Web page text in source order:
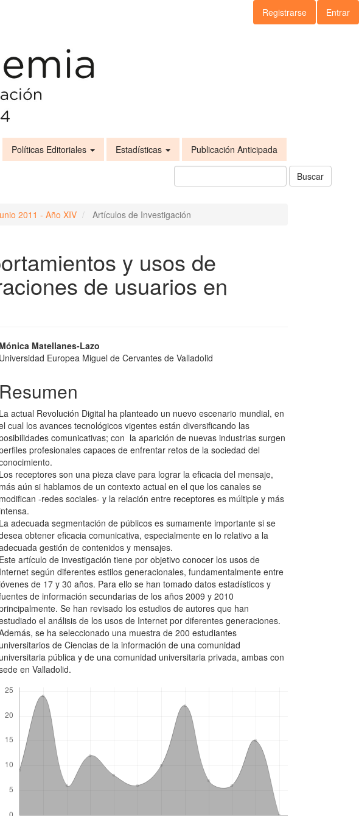
Registrarse Entrar
Políticas Editoriales Estadísticas Publicación Anticipada
Buscar
2011 - Año XIV Artículos de Investigación
y usos de
de usuarios en
Contenido
principal
del
artículo
Mónica Matellanes-Lazo
Universidad Europea Miguel de Cervantes de Valladolid
Resumen
La actual Revolución Digital ha planteado un nuevo escenario mundial, en
cual los avances tecnológicos vigentes están diversificando las
comunicativas; con la aparición de nuevas industrias surgen
profesionales capaces de enfrentar retos de la sociedad del
Los receptores son una pieza clave para lograr la eficacia del mensaje,
más aún si hablamos de un contexto actual en el que los canales se
modifican -redes sociales- y la relación entre receptores es múltiple y más
La adecuada segmentación de públicos es sumamente importante si se
obtener eficacia comunicativa, especialmente en lo relativo a la
gestión de contenidos y mensajes.
Este artículo de investigación tiene por objetivo conocer los usos de
Internet según diferentes estilos generacionales, fundamentalmente entre
de 17 y 30 años. Para ello se han tomado datos estadísticos y
de información secundarias de los años 2009 y 2010
Se han revisado los estudios de autores que han
el análisis de los usos de Internet por diferentes generaciones.
se ha seleccionado una muestra de 200 estudiantes
universitarios de Ciencias de la información de una comunidad
universitaria pública y de una comunidad universitaria privada, ambas con
en Valladolid.